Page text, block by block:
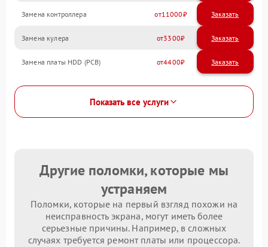
Замена контроллера 11000
Замена кулера 3300
Замена платы HDD (PCB) 4400
Показать все услуги
Другие поломки, которые мы
устраняем
Поломки, которые на первый взгляд похожи на
неисправность экрана, могут иметь более
серьезные причины. Например, в сложных
случаях требуется ремонт платы или процессора.